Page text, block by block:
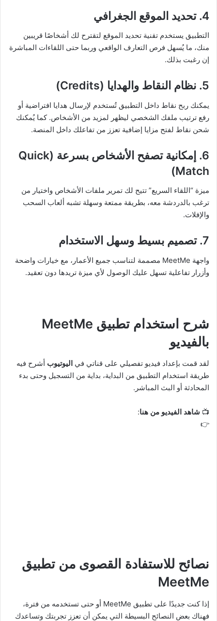
4. تحديد الموقع الجغرافي
التطبيق يستخدم تقنية تحديد الموقع لتقترح لك أشخاصًا قريبين
منك، ما يُسهل فرص التعارف الواقعي وربما حتى اللقاءات المباشرة
إن رغبت بذلك.
5. نظام النقاط والهدايا (Credits)
يمكنك ربح نقاط داخل التطبيق تُستخدم لإرسال هدايا افتراضية أو
رفع ترتيب ملفك الشخصي ليظهر لمزيد من الأشخاص. كما يُمكنك
شحن نقاط لفتح مزايا إضافية تعزز من تفاعلك داخل المنصة.
6.
إمكانية تصفح الأشخاص بسرعة (Quick
Match)
ميزة “اللقاء السريع” تتيح لك تمرير ملفات الأشخاص واختيار من
ترغب بالدردشة معه، بطريقة ممتعة وسهلة تشبه ألعاب السحب
والإفلات.
7. تصميم بسيط وسهل الاستخدام
واجهة MeetMe مصممة لتناسب جميع الأعمار، مع خيارات واضحة
وأزرار تفاعلية تسهل عليك الوصول لأي ميزة تريدها دون تعقيد.
شرح استخدام تطبيق MeetMe
بالفيديو
لقد قمت بإعداد فيديو تفصيلي على قناتي في اليوتيوب أشرح فيه
طريقة استخدام التطبيق من البداية، بداية من التسجيل وحتى بدء
المحادثة أو البث المباشر.
📺 شاهد الفيديو من هنا:
👉
نصائح للاستفادة القصوى من تطبيق
MeetMe
إذا كنت جديدًا على تطبيق MeetMe أو حتى تستخدمه من فترة،
فهناك بعض النصائح البسيطة التي يمكن أن تعزز تجربتك وتساعدك